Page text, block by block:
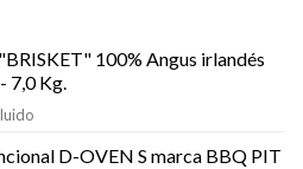
100% Angus irlandés
7,0 Kg.
D-OVEN S marca BBQ PIT